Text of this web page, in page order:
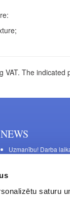
saturu
VAT. The
NEWS
Uzmanību! Darba